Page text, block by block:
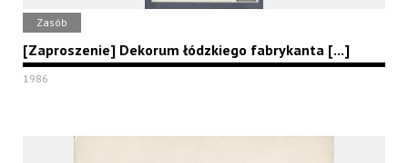
Zasób
[Zaproszenie] Dekorum łódzkiego fabrykanta [...]
1986